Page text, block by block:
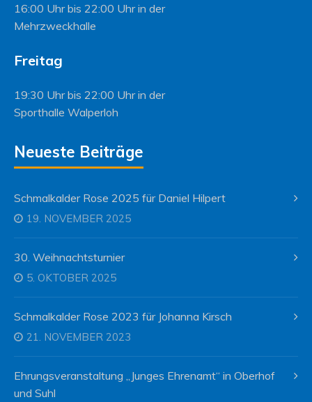
16:00 Uhr bis 22:00 Uhr in der
Mehrzweckhalle
Freitag
19:30 Uhr bis 22:00 Uhr in der
Sporthalle Walperloh
Neueste Beiträge
Schmalkalder Rose 2025 für Daniel Hilpert
19. NOVEMBER 2025
30. Weihnachtsturnier
5. OKTOBER 2025
Schmalkalder Rose 2023 für Johanna Kirsch
21. NOVEMBER 2023
Ehrungsveranstaltung „Junges Ehrenamt“ in Oberhof
und Suhl